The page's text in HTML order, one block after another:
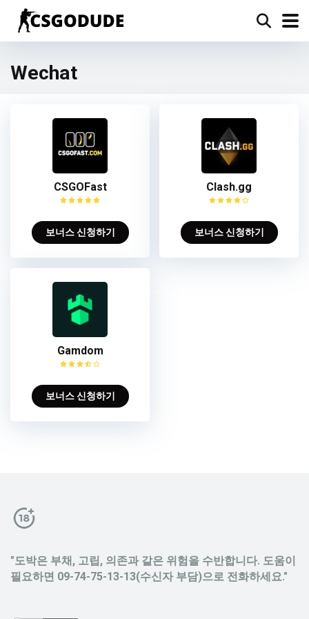
Wechat
CSGOFast
보너스 신청하기
Clash.gg
보너스 신청하기
Gamdom
보너스 신청하기
"도박은 부채, 고립, 의존과 같은 위험을 수반합니다. 도움이
필요하면 09-74-75-13-13(수신자 부담)으로 전화하세요."